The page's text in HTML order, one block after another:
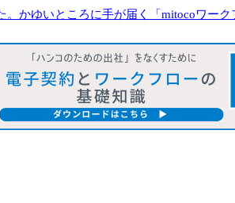
。かゆいところに手が届く「mitocoワー